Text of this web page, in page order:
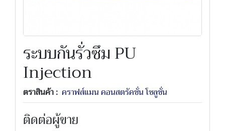
ระบบกันรั่วซึม PU
Injection
ตราสินค้า : คราฟส์แมน คอนสตรัคชั่น โซลูชั่น
ติดต่อผู้ขาย